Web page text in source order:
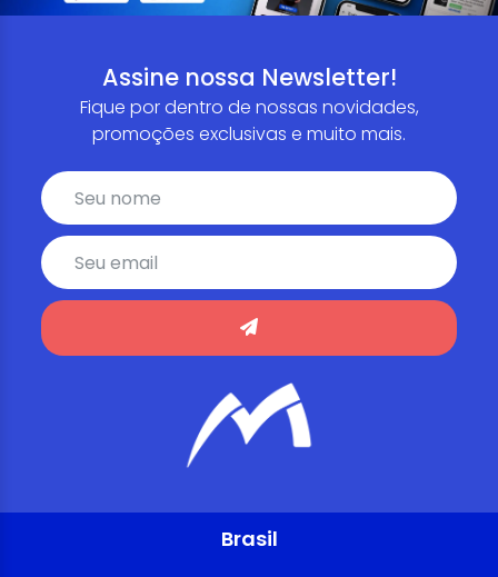
Assine nossa Newsletter!
Fique por dentro de nossas novidades,
promoções exclusivas e muito mais.
Brasil